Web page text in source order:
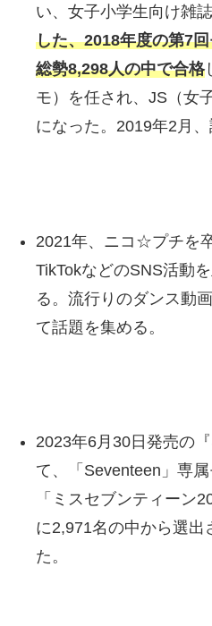
い、女子小学生向け雑誌
した、2018年度の第7
総勢8,298人の中で合格
モ）を任され、JS（女
になった。2019年2月、
2021年、ニコ☆プチを
TikTokなどのSNS活動
る。流行りのダンス動
て話題を集める。
2023年6月30日発売の
て、「Seventeen」専
「ミスセブンティーン
に2,971名の中から選出
た。